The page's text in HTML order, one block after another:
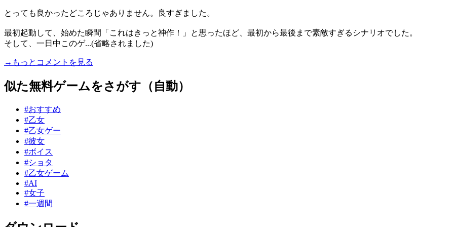
とっても良かったどころじゃありません。良すぎました。
最初起動して、始めた瞬間「これはきっと神作！」と思ったほど、最初から最後まで素敵すぎるシナリオでした。
そして、一日中このゲ...(省略されました)
→もっとコメントを見る
似た無料ゲームをさがす（自動）
#おすすめ
#乙女
#乙女ゲー
#彼女
#ボイス
#ショタ
#乙女ゲーム
#AI
#女子
#一週間